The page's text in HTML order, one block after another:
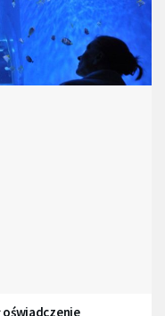
oświadczenie